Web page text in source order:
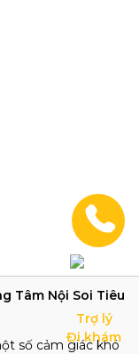
Tâm Nội Soi Tiêu
số cảm giác khó
Trợ lý
Đi khám